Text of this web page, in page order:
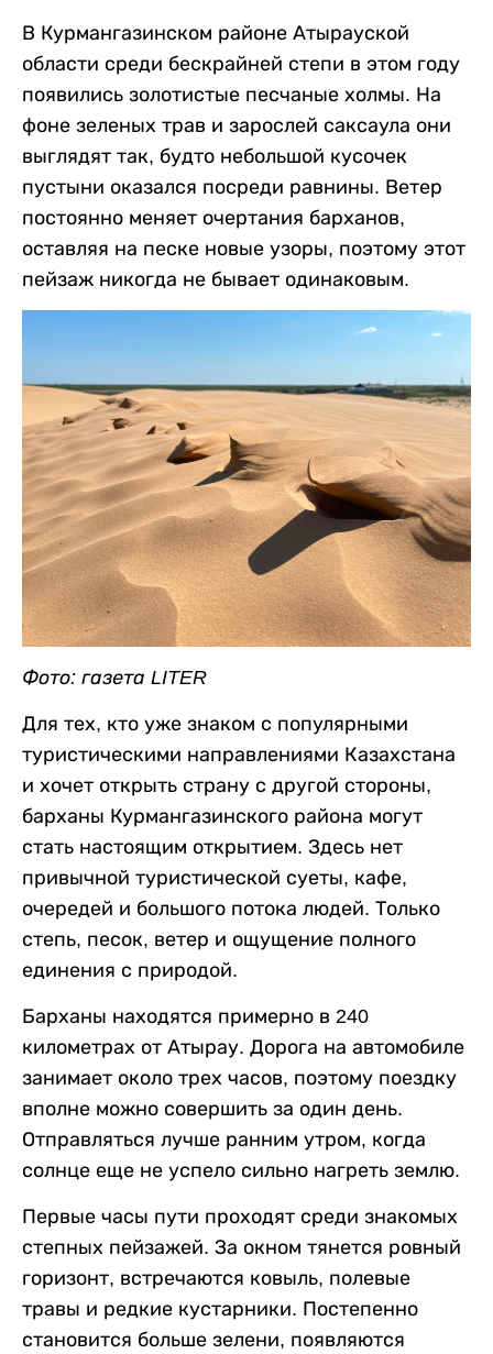
В Курмангазинском районе Атырауской
области среди бескрайней степи в этом году
появились золотистые песчаные холмы. На
фоне зеленых трав и зарослей саксаула они
выглядят так, будто небольшой кусочек
пустыни оказался посреди равнины. Ветер
постоянно меняет очертания барханов,
оставляя на песке новые узоры, поэтому этот
пейзаж никогда не бывает одинаковым.
Фото: газета LITER
Для тех, кто уже знаком с популярными
туристическими направлениями Казахстана
и хочет открыть страну с другой стороны,
барханы Курмангазинского района могут
стать настоящим открытием. Здесь нет
привычной туристической суеты, кафе,
очередей и большого потока людей. Только
степь, песок, ветер и ощущение полного
единения с природой.
Барханы находятся примерно в 240
километрах от Атырау. Дорога на автомобиле
занимает около трех часов, поэтому поездку
вполне можно совершить за один день.
Отправляться лучше ранним утром, когда
солнце еще не успело сильно нагреть землю.
Первые часы пути проходят среди знакомых
степных пейзажей. За окном тянется ровный
горизонт, встречаются ковыль, полевые
травы и редкие кустарники. Постепенно
становится больше зелени, появляются